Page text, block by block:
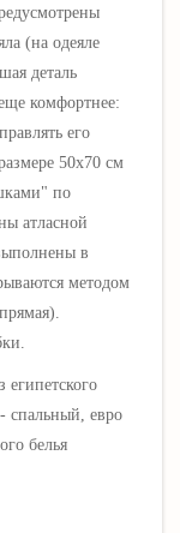
(на одеяле
деталь
комфортнее:
его
50х70 см
по
атласной
в
методом
египетского
спальный, евро
белья